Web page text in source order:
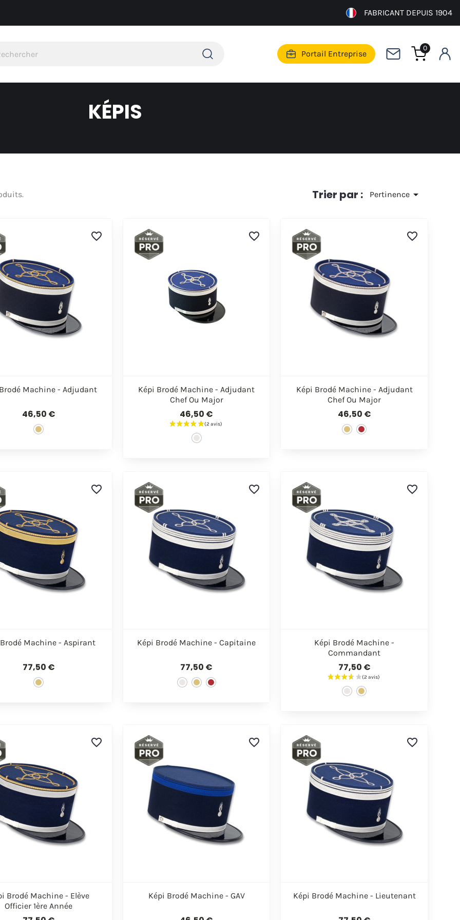
FABRICANT DEPUIS 1904
Portail Entreprise
0
KÉPIS
Trier par : Pertinence 
Aperçu rapide
Machine - Adjudant
46,50 €
favorite_border
Aperçu rapide
Képi Brodé Machine - Adjudant
Chef Ou Major
46,50 €
favorite_border
Aperçu rapide
Képi Brodé Machine - Adjudant
Chef Ou Major
46,50 €
favorite_border
Aperçu rapide
Machine - Aspirant
77,50 €
favorite_border
Aperçu rapide
Képi Brodé Machine - Capitaine
77,50 €
favorite_border
Aperçu rapide
Képi Brodé Machine -
Commandant
77,50 €
favorite_border
Aperçu rapide
Brodé Machine - Elève
Officier 1ère Année
favorite_border
Aperçu rapide
Képi Brodé Machine - GAV
favorite_border
Aperçu rapide
Képi Brodé Machine - Lieutenant
favorite_border